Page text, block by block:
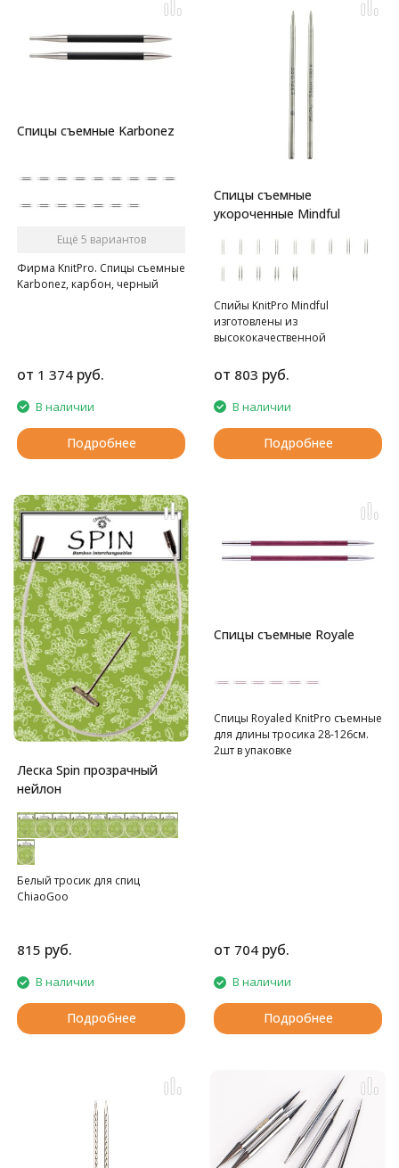
Спицы съемные Karbonez
Ещё 5 вариантов
Фирма KnitPro. Спицы съемные
Karbonez, карбон, черный
от 1 374 руб.
В наличии
Подробнее
Спицы съемные
укороченные Mindful
Спийы KnitPro Mindful
изготовлены из
высококачественной
безупречного вязания.
от 803 руб.
В наличии
Подробнее
Леска Spin прозрачный
нейлон
Белый тросик для спиц
ChiaoGoo
815 руб.
В наличии
Подробнее
Спицы съемные Royale
Спицы Royaled KnitPro съемные
для длины тросика 28-126см.
2шт в упаковке
от 704 руб.
В наличии
Подробнее